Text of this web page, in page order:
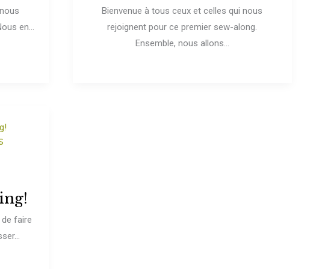
en...
Bienvenue à tous ceux et celles qui nous
rejoignent pour ce premier sew-along.
Ensemble, nous allons...
faire